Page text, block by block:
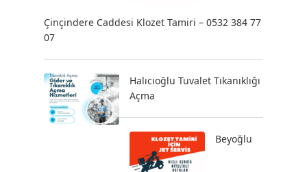
Çinçindere Caddesi Klozet Tamiri – 0532 384 77
07
Halıcıoğlu Tuvalet Tıkanıklığı
Açma
Beyoğlu